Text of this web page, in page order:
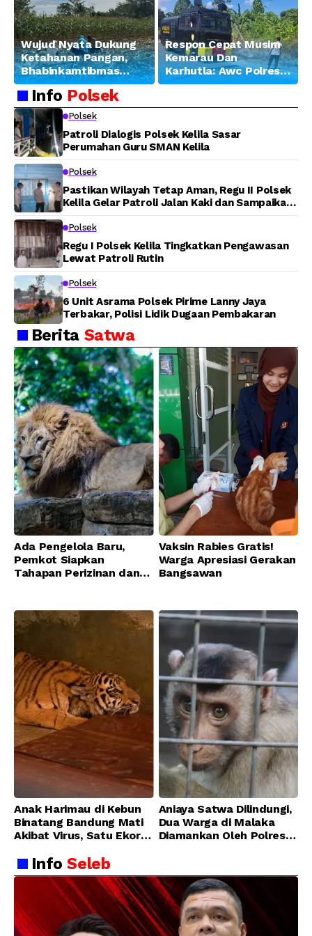
Wujud Nyata Dukung
Ketahanan Pangan,
Bhabinkamtibmas
Banjar Ausoy Turun
Langsung Bantu
Warga Panen Jagung
Respon Cepat Musim
Kemarau Dan
Karhutla: Awc Polres
Teluk Bintuni
Lahan di Jalan Poros
Info Polsek
Polsek
Patroli Dialogis Polsek Kelila Sasar
Perumahan Guru SMAN Kelila
Polsek
Pastikan Wilayah Tetap Aman, Regu II Polsek
Kelila Gelar Patroli Jalan Kaki dan Sampaikan
Polsek
Regu I Polsek Kelila Tingkatkan Pengawasan
Lewat Patroli Rutin
Polsek
6 Unit Asrama Polsek Pirime Lanny Jaya
Terbakar, Polisi Lidik Dugaan Pembakaran
Berita Satwa
Ada Pengelola Baru,
Pemkot Siapkan
Tahapan Perizinan dan
Vaksin Rabies Gratis!
Warga Apresiasi Gerakan
Bangsawan
Anak Harimau di Kebun
Binatang Bandung Mati
Akibat Virus, Satu Ekor
Membaik
Aniaya Satwa Dilindungi,
Dua Warga di Malaka
Diamankan Oleh Polres
InfoSeleb